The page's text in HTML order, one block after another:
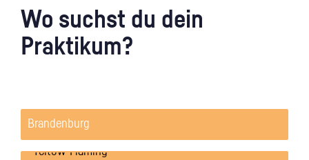
Wo suchst du dein
Praktikum?